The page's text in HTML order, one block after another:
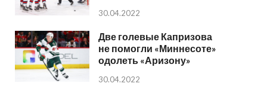
30.04.2022
Две голевые Капризова
не помогли «Миннесоте»
одолеть «Аризону»
30.04.2022